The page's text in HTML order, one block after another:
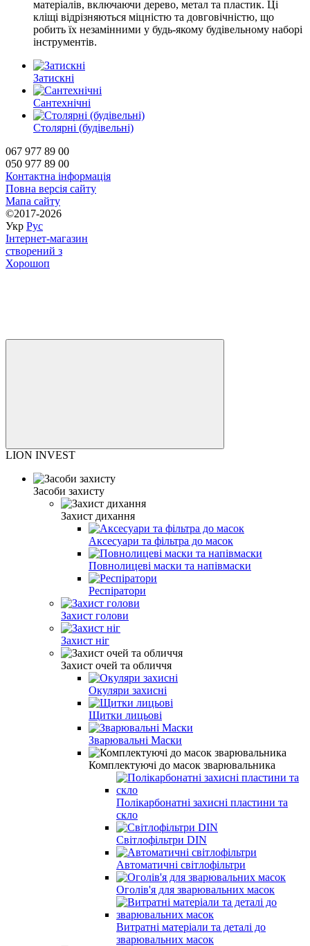
матеріалів, включаючи дерево, метал та пластик. Ці
кліщі відрізняються міцністю та довговічністю, що
робить їх незамінними у будь-якому будівельному наборі
інструментів.
Затискні
Сантехнічні
Столярні (будівельні)
067 977 89 00
050 977 89 00
Контактна інформація
Повна версія сайту
Мапа сайту
©2017-2026
Укр Рус
Інтернет-магазин
створений з
Хорошоп
LION INVEST
Засоби захисту
Захист дихання
Аксесуари та фільтра до масок
Повнолицеві маски та напівмаски
Респіратори
Захист голови
Захист ніг
Захист очей та обличчя
Окуляри захисні
Щитки лицьові
Зварювальні Маски
Комплектуючі до масок зварювальника
Полікарбонатні захисні пластини та
скло
Світлофільтри DIN
Автоматичні світлофільтри
Оголів'я для зварювальних масок
Витратні матеріали та деталі до
зварювальних масок